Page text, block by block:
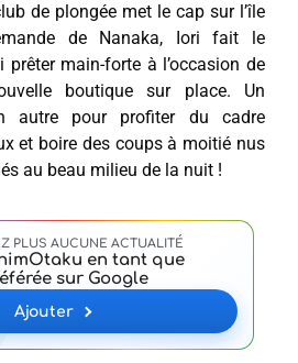
de plongée met le cap sur l’île
de Nanaka, Iori fait le
main-forte à l’occasion de
boutique sur place. Un
autre pour profiter du cadre
et boire des coups à moitié nus
au beau milieu de la nuit !
PLUS AUCUNE ACTUALITÉ
en tant que
sur Google
Ajouter